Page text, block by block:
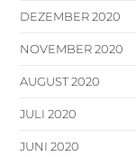
DEZEMBER 2020
NOVEMBER 2020
AUGUST 2020
JULI 2020
JUNI 2020